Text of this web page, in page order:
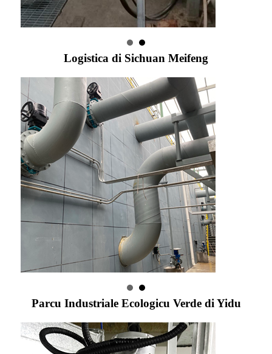
Logistica di Sichuan Meifeng
Parcu Industriale Ecologicu Verde di Yidu